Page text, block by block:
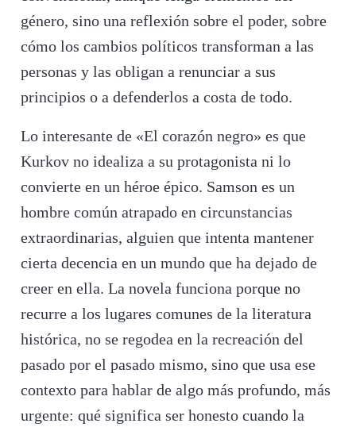
género, sino una reflexión sobre el poder, sobre
cómo los cambios políticos transforman a las
personas y las obligan a renunciar a sus
principios o a defenderlos a costa de todo.
Lo interesante de «El corazón negro» es que
Kurkov no idealiza a su protagonista ni lo
convierte en un héroe épico. Samson es un
hombre común atrapado en circunstancias
extraordinarias, alguien que intenta mantener
cierta decencia en un mundo que ha dejado de
creer en ella. La novela funciona porque no
recurre a los lugares comunes de la literatura
histórica, no se regodea en la recreación del
pasado por el pasado mismo, sino que usa ese
contexto para hablar de algo más profundo, más
urgente: qué significa ser honesto cuando la